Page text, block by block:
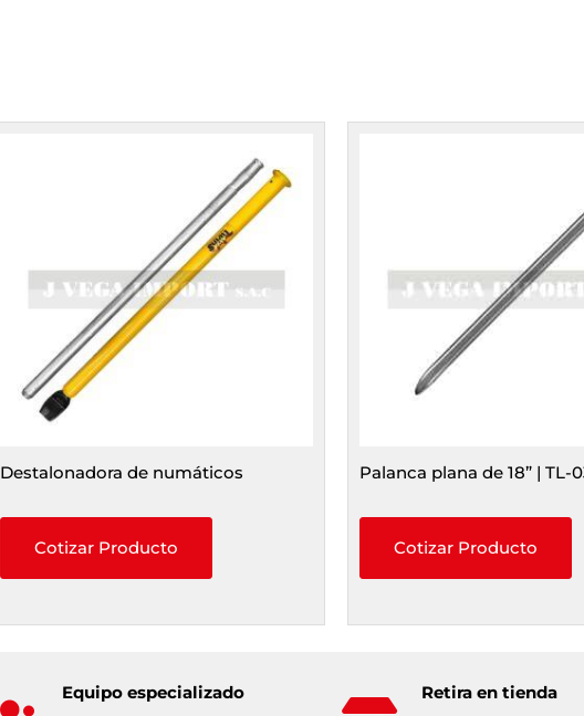
Destalonadora de numáticos
Cotizar Producto
Palanca plana de 18” | TL-
Cotizar Producto
Equipo especializado Retira en tienda